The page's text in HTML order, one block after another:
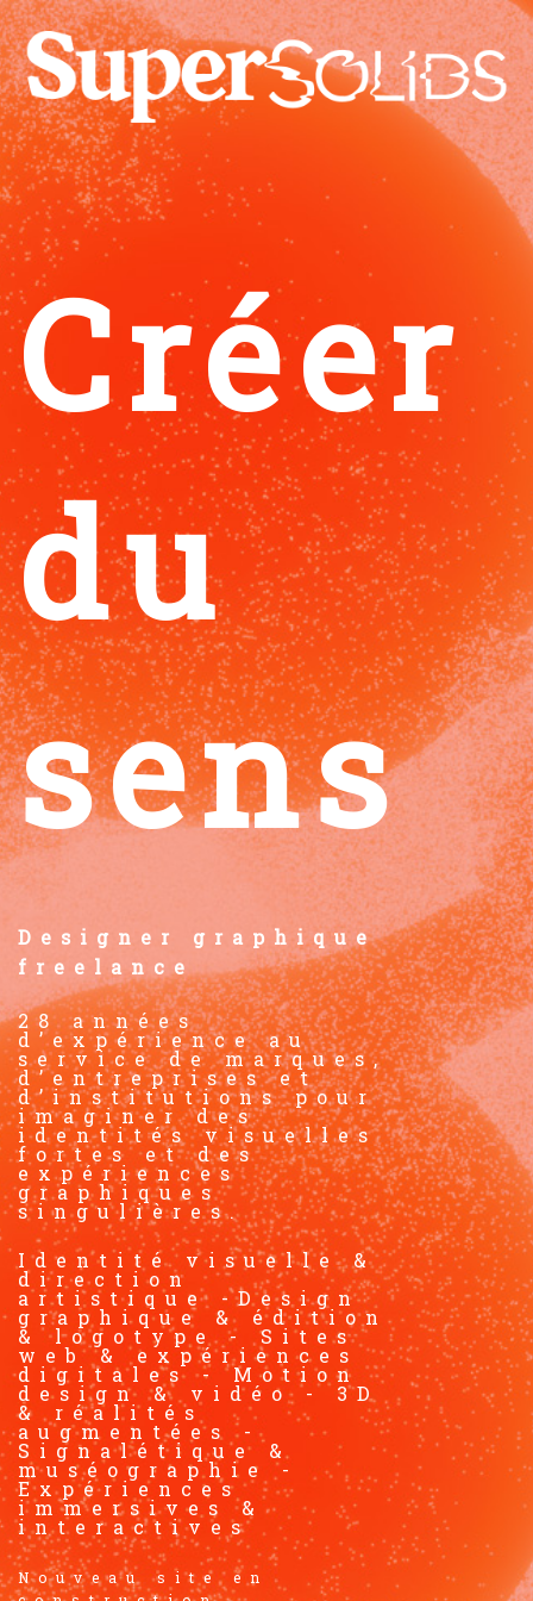
Créer
du
sens
Designer graphique
freelance
28 années
d’expérience au
service de marques,
d’entreprises et
d’institutions pour
imaginer des
identités visuelles
fortes et des
expériences
graphiques
singulières.
Identité visuelle &
direction
artistique -Design
graphique & édition
& logotype - Sites
web & expériences
digitales - Motion
design & vidéo - 3D
& réalités
augmentées -
Signalétique &
muséographie -
Expériences
immersives &
interactives
Nouveau site en